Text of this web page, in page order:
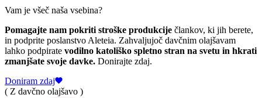
Vam je všeč naša vsebina?
Pomagajte nam pokriti stroške produkcije člankov, ki jih berete,
in podprite poslanstvo Aleteia. Zahvaljujoč davčnim olajšavam
lahko podpirate vodilno katoliško spletno stran na svetu in hkrati
zmanjšate svoje davke. Donirajte zdaj.
Doniram zdaj
( Z davčno olajšavo )